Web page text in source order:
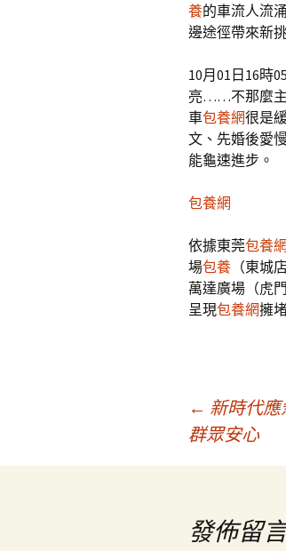
養的車流人流
邊途徑帶來新
10月01日16時
亮……不那麼
車包養網很是
文、先婚後愛
能龜速進步。
包養網
依據東莞包養網
場包養 （東城
萬達廣場（虎
呈現包養網擁
章
← 新時代
群眾安心
發佈留